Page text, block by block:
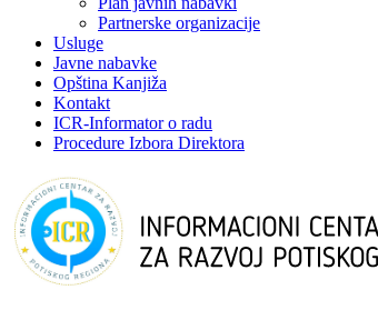
Partnerske organizacije
Usluge
Javne nabavke
Opština Kanjiža
Kontakt
ICR-Informator o radu
Procedure Izbora Direktora